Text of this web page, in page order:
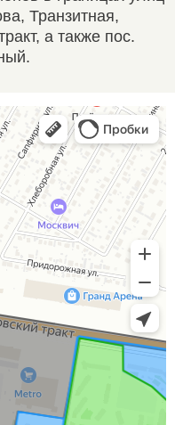
Транзитная,
а также пос.